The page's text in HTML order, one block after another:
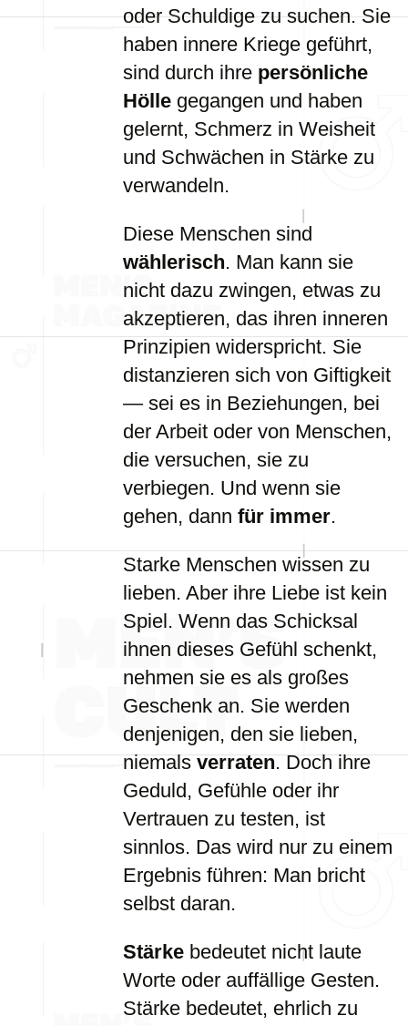
oder Schuldige zu suchen. Sie
haben innere Kriege geführt,
sind durch ihre persönliche
Hölle gegangen und haben
gelernt, Schmerz in Weisheit
und Schwächen in Stärke zu
verwandeln.
Diese Menschen sind
wählerisch. Man kann sie
nicht dazu zwingen, etwas zu
akzeptieren, das ihren inneren
Prinzipien widerspricht. Sie
distanzieren sich von Giftigkeit
— sei es in Beziehungen, bei
der Arbeit oder von Menschen,
die versuchen, sie zu
verbiegen. Und wenn sie
gehen, dann für immer.
Starke Menschen wissen zu
lieben. Aber ihre Liebe ist kein
Spiel. Wenn das Schicksal
ihnen dieses Gefühl schenkt,
nehmen sie es als großes
Geschenk an. Sie werden
denjenigen, den sie lieben,
niemalsverraten. Doch ihre
Geduld, Gefühle oder ihr
Vertrauen zu testen, ist
sinnlos. Das wird nur zu einem
Ergebnis führen: Man bricht
selbst daran.
Stärke bedeutet nicht laute
Worte oder auffällige Gesten.
Stärke bedeutet, ehrlich zu